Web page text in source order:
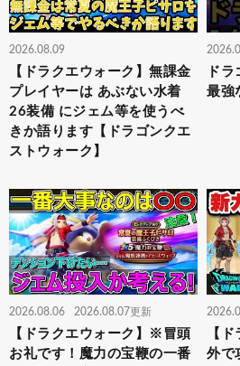
2026.08.09
【ドラクエウォーク】無課金
プレイヤーは あぶない水着
26装備 にジェム等を使うべ
きか語ります【ドラゴンクエ
ストウォーク】
ド
最強
2026.08.06 2026.08.07更新
【ドラクエウォーク】※冒頭
お礼です！魔力の宝鞭の一番
【
外で